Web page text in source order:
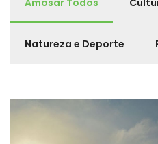
Natureza e Deporte